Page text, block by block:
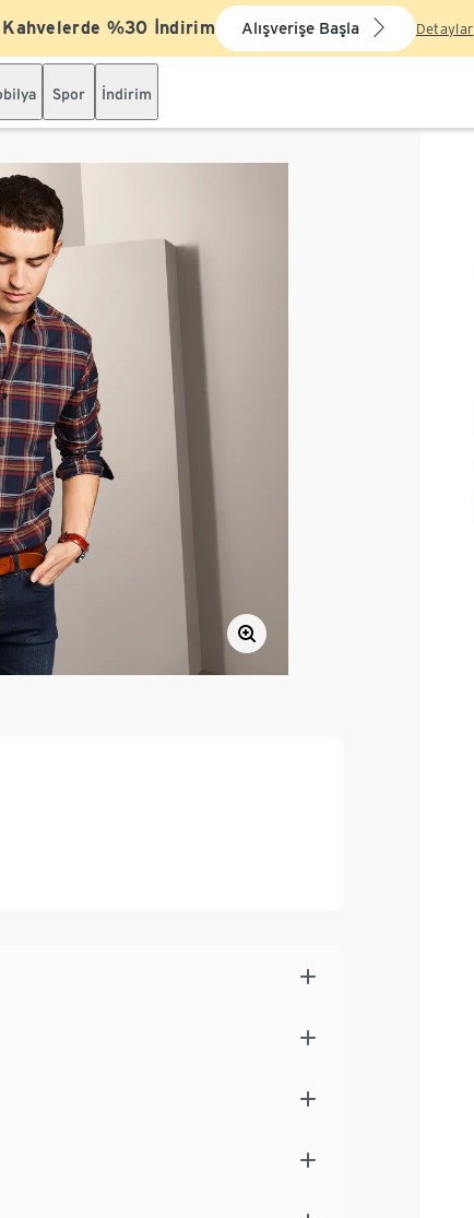
Kahvelerde %30 İndirim Alışverişe Başla Detaylar
Spor İndirim